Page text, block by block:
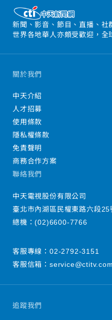
新聞、影音、節目、直播、
世界各地華人亦頗受歡迎，全
追蹤我們
關於我們
中天介紹
人才招募
使用條款
隱私權條款
免責聲明
商務合作方案
聯絡我們
中天電視股份有限公司
臺北市內湖區民權東路六段25
總機：(02)6600-7766
客服專線： 02-2792-3151
客服信箱：